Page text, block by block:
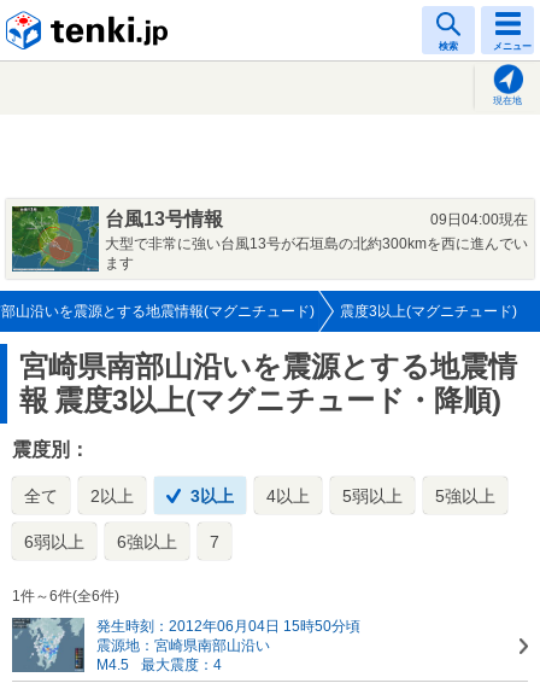
検索 メニュー
現在地
台風13号情報
09日04:00現在
大型で非常に強い台風13号が石垣島の北約300kmを西に進んでい
ます
山沿いを震源とする地震情報(マグニチュード) 震度3以上(マグニチュード)
宮崎県南部山沿いを震源とする地震情
報 震度3以上(マグニチュード・降順)
震度別：
全て 2以上 3以上 4以上 5弱以上 5強以上
6弱以上 6強以上 7
1件～6件(全6件)
発生時刻：2012年06月04日 15時50分頃
震源地：宮崎県南部山沿い
M4.5
最大震度：4